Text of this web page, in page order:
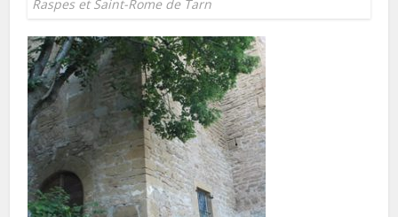
Raspes et Saint-Rome de Tarn